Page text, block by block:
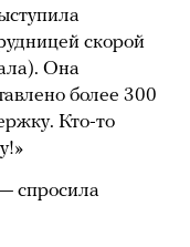
скорой
Она
более 300
Кто-то
спросила